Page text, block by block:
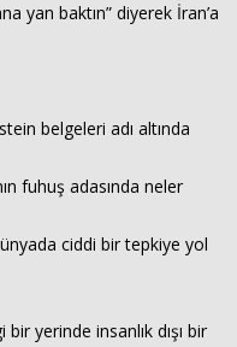
yan baktın” diyerek İran’a
belgeleri adı altında
fuhuş adasında neler
ciddi bir tepkiye yol
yerinde insanlık dışı bir